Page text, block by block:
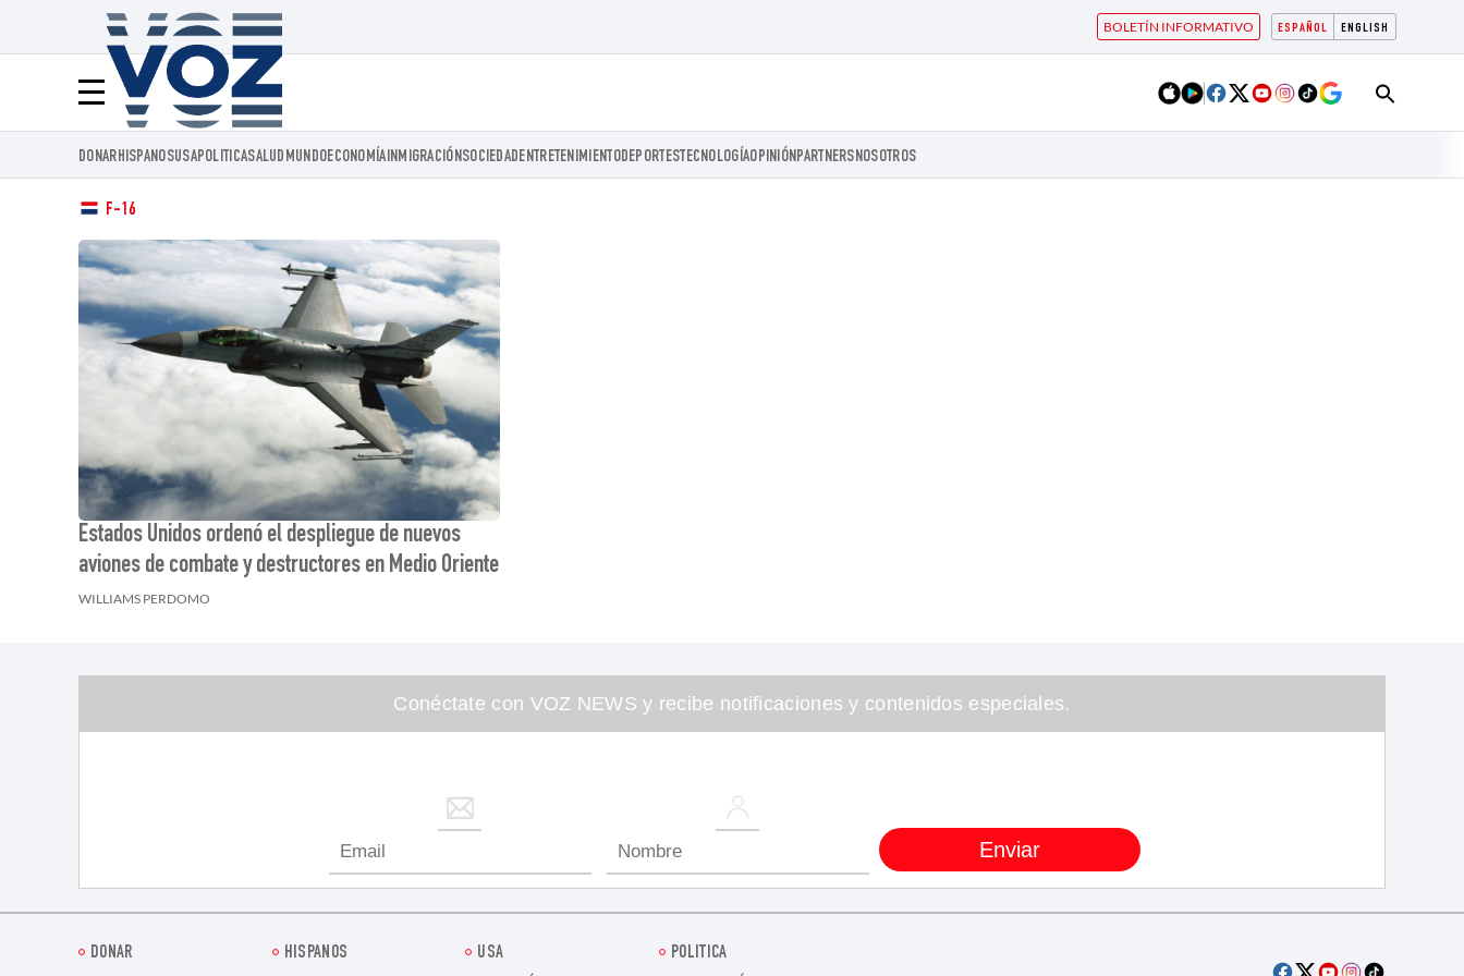
ESPAÑOL ENGLISH
BOLETÍN INFORMATIVO
Menú
Voz.us
DONARHISPANOSUSAPOLITICASALUD MUNDOECONOMÍAINMIGRACIÓNSOCIEDADENTRETENIMIENTODEPORTESTECNOLOGÍAOPINIÓNPARTNERSNOSOTROS
F-16
Estados Unidos ordenó el despliegue de nuevos
aviones de combate y destructores en Medio Oriente
WILLIAMS PERDOMO
Conéctate con VOZ NEWS y recibe notificaciones y contenidos especiales.
DONAR HISPANOS USA POLITICA